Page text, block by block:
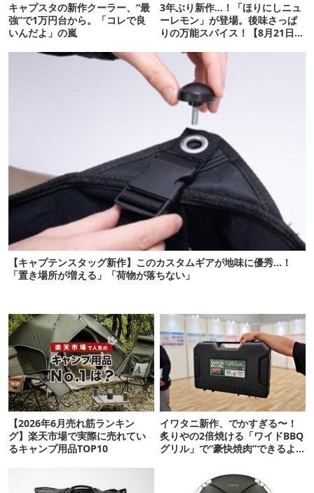
キャプスタの新作クーラー、“最
強”で1万円台から。「コレで良
いんだよ」の嵐
3年ぶり新作…！「ほりにしニュ
ーレモン」が登場。後味さっぱ
りの万能スパイス！【8月21日発
【キャプテンスタッグ新作】このカスタムギアが地味に優秀…！
「置き場所が増える」「荷物が落ちない」
【2026年6月売れ筋ランキン
グ】楽天市場で実際に売れてい
るキャンプ用品TOP10
イワタニ新作、でかすぎる〜！
炙りやの2倍焼ける「ワイドBBQ
グリル」で“豪快焼肉”できるよ